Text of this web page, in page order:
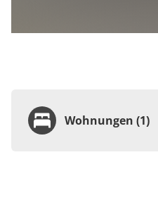
Wohnungen (1)